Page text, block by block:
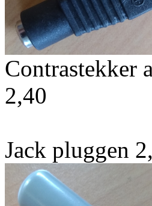
Contrastekker
2,40
Jack pluggen